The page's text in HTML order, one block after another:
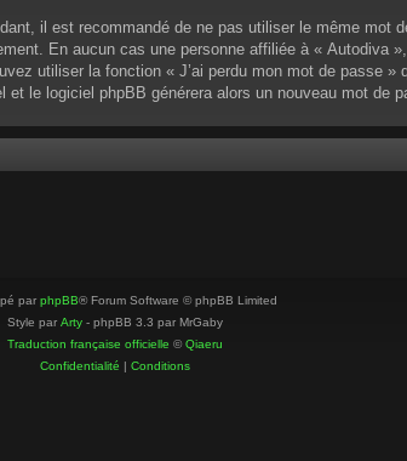
il est recommandé de ne pas utiliser le même
En aucun cas une personne affiliée à « Autodiva
utiliser la fonction « J’ai perdu mon mot de passe
le logiciel phpBB générera alors un nouveau mot de
par phpBB® Forum Software © phpBB Limited
Style par Arty - phpBB 3.3 par MrGaby
Traduction française officielle ©Qiaeru
Confidentialité | Conditions